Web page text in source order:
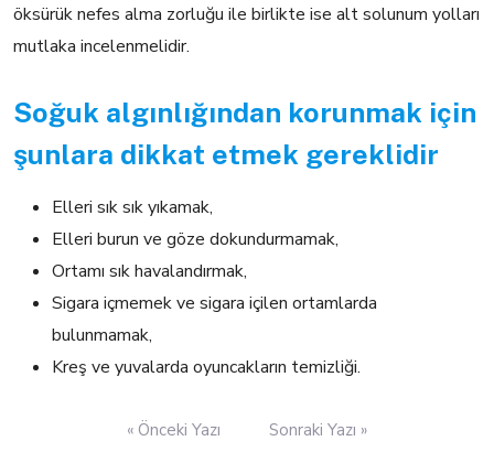
öksürük nefes alma zorluğu ile birlikte ise alt solunum yolları
mutlaka incelenmelidir.
Soğuk algınlığından korunmak için
şunlara dikkat etmek gereklidir
Elleri sık sık yıkamak,
Elleri burun ve göze dokundurmamak,
Ortamı sık havalandırmak,
Sigara içmemek ve sigara içilen ortamlarda
bulunmamak,
Kreş ve yuvalarda oyuncakların temizliği.
« Önceki Yazı Sonraki Yazı »